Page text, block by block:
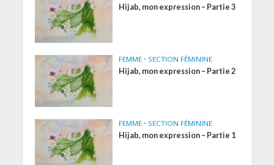
Hijab, mon expression – Partie 3
FEMME • SECTION FÉMININE
Hijab, mon expression – Partie 2
FEMME • SECTION FÉMININE
Hijab, mon expression – Partie 1